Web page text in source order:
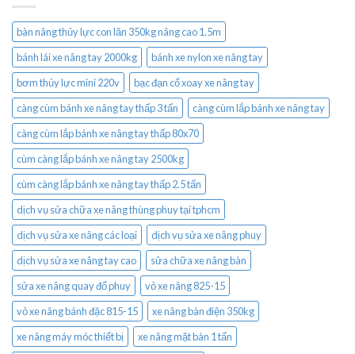
bàn nâng thủy lực con lăn 350kg nâng cao 1.5m
bánh lái xe nâng tay 2000kg
bánh xe nylon xe nâng tay
bơm thủy lực mini 220v
bạc đạn cổ xoay xe nâng tay
càng cùm bánh xe nâng tay thấp 3 tấn
càng cùm lắp bánh xe nâng tay
càng cùm lắp bánh xe nâng tay thấp 80x70
cùm càng lắp bánh xe nâng tay 2500kg
cùm càng lắp bánh xe nâng tay thấp 2.5 tấn
dịch vụ sửa chữa xe nâng thùng phuy tại tphcm
dịch vụ sửa xe nâng các loại
dịch vụ sửa xe nâng phuy
dịch vụ sửa xe nâng tay cao
sửa chữa xe nâng bàn
sửa xe nâng quay đổ phuy
vỏ xe nâng 825-15
vỏ xe nâng bánh đặc 815-15
xe nâng bàn điện 350kg
xe nâng máy móc thiết bị
xe nâng mặt bàn 1 tấn